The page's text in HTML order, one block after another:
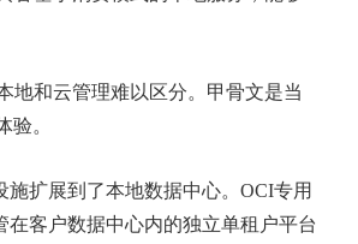
和云管理难以区分。甲骨文是当
。
扩展到了本地数据中心。OCI专用
客户数据中心内的独立单租户平台